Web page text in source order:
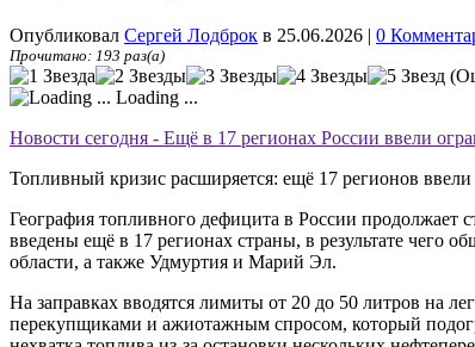
Опубликовал Сергей Лодброк в 25.06.2026 | 0
Прочитано: 193 раз(а)
Loading ...
Новости сегодня - Ещё в 17 регионах России ввели
Топливный кризис расширяется: ещё 17 регионов
География топливного дефицита в России продолжает
введены ещё в 17 регионах страны, в результате чего
области, а также Удмуртия и Марий Эл.
На заправках вводятся лимиты от 20 до 50 литров на
перекупщиками и ажиотажным спросом, который